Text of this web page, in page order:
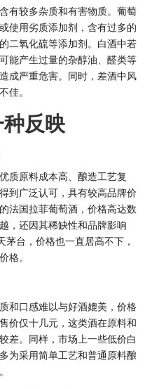
有较多杂质和有害物质。葡萄
使用劣质添加剂，含有过多的
二氧化硫等添加剂。白酒中若
能产生过量的杂醇油、醛类等
成严重危害。同时，差酒中风
佳。
反映
质原料成本高、酿造工艺复
到广泛认可，具有较高品牌价
法国拉菲葡萄酒，价格高达数
，还因其稀缺性和品牌影响
台，价格也一直居高不下，
格。
和口感难以与好酒媲美，价格
价仅十几元，这类酒在原料和
差。同样，市场上一些低价白
为采用简单工艺和普通原料酿